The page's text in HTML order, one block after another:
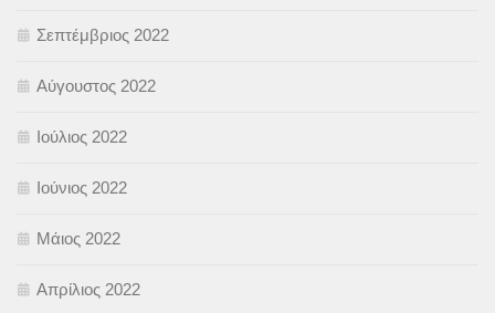
Σεπτέμβριος 2022
Αύγουστος 2022
Ιούλιος 2022
Ιούνιος 2022
Μάιος 2022
Απρίλιος 2022